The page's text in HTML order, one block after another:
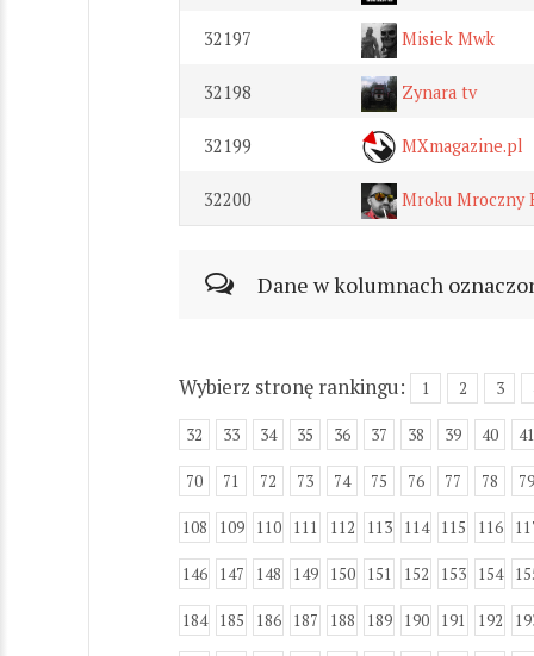
32197 Misiek Mwk
32198 Zynara tv
32199 MXmagazine.pl
32200 Mroku Mroczny
Dane w kolumnach
Wybierz stronę rankingu: 1 2 3
32 33 34 35 36 37 38 39 40 41
70 71 72 73 74 75 76 77 78 79
108 109 110 111 112 113 114 115 116
146 147 148 149 150 151 152 153 154
184 185 186 187 188 189 190 191 192